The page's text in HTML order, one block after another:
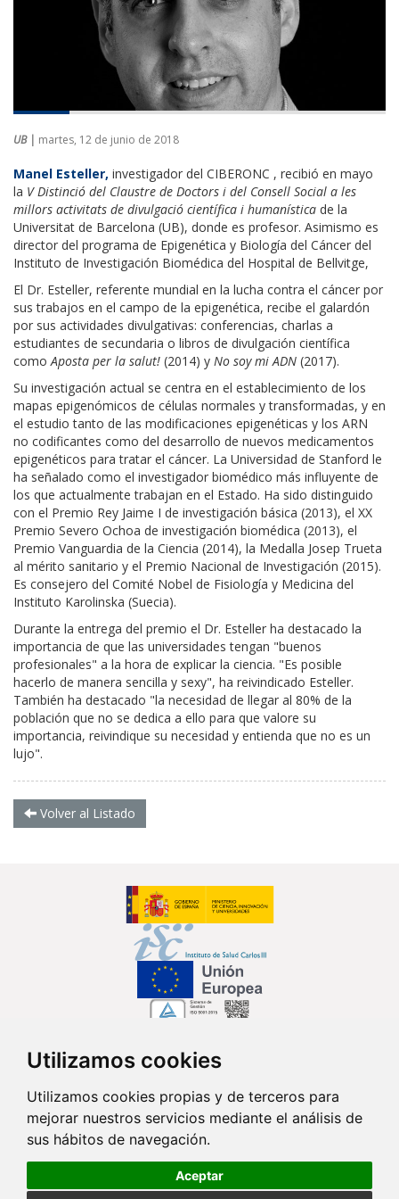
Utilizamos cookies
Utilizamos cookies propias y de terceros para
mejorar nuestros servicios mediante el análisis de
sus hábitos de navegación.
Aceptar
UB | martes, 12 de junio de 2018
Manel Esteller, investigador del CIBERONC , recibió en mayo
la V Distinció del Claustre de Doctors i del Consell Social a les
millors activitats de divulgació científica i humanística de la
Universitat de Barcelona (UB), donde es profesor. Asimismo es
director del programa de Epigenética y Biología del Cáncer del
Instituto de Investigación Biomédica del Hospital de Bellvitge,
El Dr. Esteller, referente mundial en la lucha contra el cáncer por
sus trabajos en el campo de la epigenética, recibe el galardón
por sus actividades divulgativas: conferencias, charlas a
estudiantes de secundaria o libros de divulgación científica
comoAposta per la salut! (2014) y No soy mi ADN (2017).
Su investigación actual se centra en el establecimiento de los
mapas epigenómicos de células normales y transformadas, y en
el estudio tanto de las modificaciones epigenéticas y los ARN
no codificantes como del desarrollo de nuevos medicamentos
epigenéticos para tratar el cáncer. La Universidad de Stanford le
ha señalado como el investigador biomédico más influyente de
los que actualmente trabajan en el Estado. Ha sido distinguido
con el Premio Rey Jaime I de investigación básica (2013), el XX
Premio Severo Ochoa de investigación biomédica (2013), el
Premio Vanguardia de la Ciencia (2014), la Medalla Josep Trueta
al mérito sanitario y el Premio Nacional de Investigación (2015).
Es consejero del Comité Nobel de Fisiología y Medicina del
Instituto Karolinska (Suecia).
Durante la entrega del premio el Dr. Esteller ha destacado la
importancia de que las universidades tengan "buenos
profesionales" a la hora de explicar la ciencia. "Es posible
hacerlo de manera sencilla y sexy", ha reivindicado Esteller.
También ha destacado "la necesidad de llegar al 80% de la
población que no se dedica a ello para que valore su
importancia, reivindique su necesidad y entienda que no es un
lujo".
Volver al Listado
Síguenos en...
Contacto
Av. Monforte de Lemos, 3-5. Pabellón 11. Planta 0 28029 Madrid
info@ciberisciii.es